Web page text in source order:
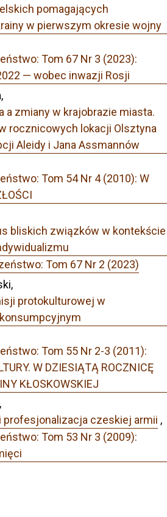
pomagających
w pierwszym okresie wojny
Tom 67 Nr 3 (2023):
— wobec inwazji Rosji
a zmiany w krajobrazie miasta.
rocznicowych lokacji Olsztyna
Aleidy i Jana Assmannów
Tom 54 Nr 4 (2010): W
bliskich związków w kontekście
Tom 67 Nr 2 (2023)
protokulturowej w
Tom 55 Nr 2-3 (2011):
W DZIESIĄTĄ ROCZNICĘ
KŁOSKOWSKIEJ
profesjonalizacja czeskiej armii ,
Tom 53 Nr 3 (2009):